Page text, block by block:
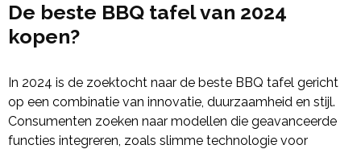
De beste BBQ tafel van 2024
kopen?
In 2024 is de zoektocht naar de beste BBQ tafel gericht
op een combinatie van innovatie, duurzaamheid en stijl.
Consumenten zoeken naar modellen die geavanceerde
functies integreren, zoals slimme technologie voor